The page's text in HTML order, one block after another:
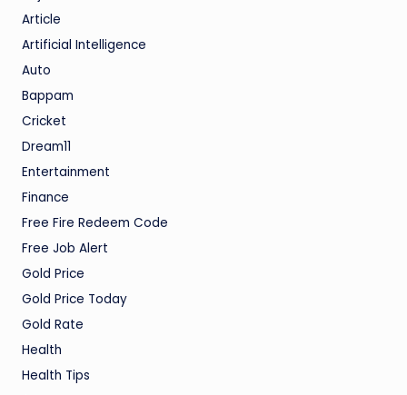
Article
Artificial Intelligence
Auto
Bappam
Cricket
Dream11
Entertainment
Finance
Free Fire Redeem Code
Free Job Alert
Gold Price
Gold Price Today
Gold Rate
Health
Health Tips